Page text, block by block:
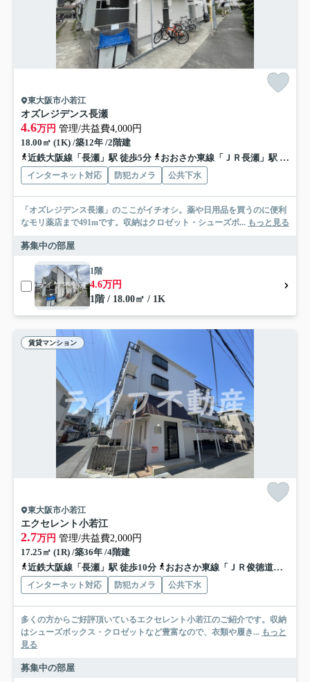
東大阪市小若江
オズレジデンス長瀬
4.6万円 管理/共益費4,000円
18.00㎡ (1K) /築12年 /2階建
近鉄大阪線「長瀬」駅 徒歩5分
おおさか東線「ＪＲ長瀬」駅 徒歩15分
インターネット対応 防犯カメラ 公共下水
「オズレジデンス長瀬」のここがイチオシ。薬や日用品を買うのに便利
なモリ薬店まで491mです。収納はクロゼット・シューズボ... もっと見る
募集中の部屋
1階
4.6万円
1階 / 18.00㎡ / 1K
賃貸マンション
東大阪市小若江
エクセレント小若江
2.7万円 管理/共益費2,000円
17.25㎡ (1R) /築36年 /4階建
近鉄大阪線「長瀬」駅 徒歩10分
おおさか東線「ＪＲ俊徳道」駅 徒歩22分
インターネット対応 防犯カメラ 公共下水
多くの方からご好評頂いているエクセレント小若江のご紹介です。収納
はシューズボックス・クロゼットなど豊富なので、衣類や履き... もっと
見る
募集中の部屋